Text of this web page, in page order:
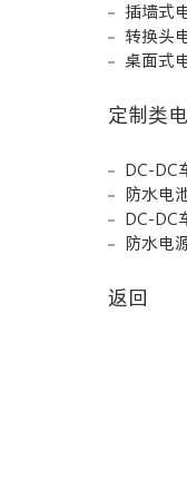
插墙式
转换头
桌面式
定制类
DC-DC
防水电
DC-DC
防水电
返回